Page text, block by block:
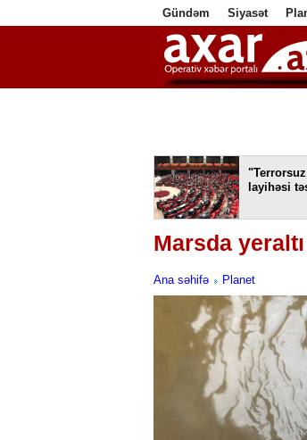
Gündəm Siyasət
layihəsi
Marsda
Ana səhifə Planet